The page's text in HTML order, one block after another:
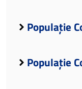
Populație
Populație